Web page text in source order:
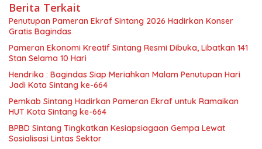
Berita Terkait
Penutupan Pameran Ekraf Sintang 2026 Hadirkan Konser
Gratis Bagindas
Pameran Ekonomi Kreatif Sintang Resmi Dibuka, Libatkan 141
Stan Selama 10 Hari
Hendrika : Bagindas Siap Meriahkan Malam Penutupan Hari
Jadi Kota Sintang ke-664
Pemkab Sintang Hadirkan Pameran Ekraf untuk Ramaikan
HUT Kota Sintang ke-664
BPBD Sintang Tingkatkan Kesiapsiagaan Gempa Lewat
Sosialisasi Lintas Sektor